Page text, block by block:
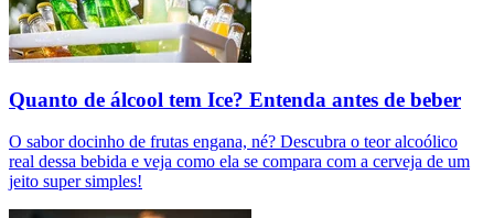
Quanto de álcool tem Ice? Entenda antes de beber
O sabor docinho de frutas engana, né? Descubra o teor alcoólico
real dessa bebida e veja como ela se compara com a cerveja de um
jeito super simples!